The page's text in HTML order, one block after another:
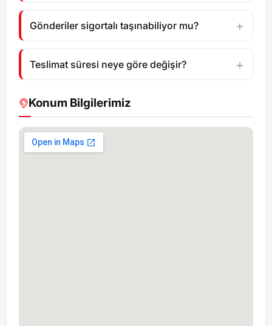
Gönderiler sigortalı taşınabiliyor mu?
Teslimat süresi neye göre değişir?
Konum Bilgilerimiz